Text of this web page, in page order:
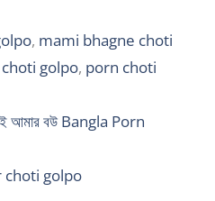
, mami bhagne choti
golpo, porn choti
আমার বউ Bangla Porn
choti golpo